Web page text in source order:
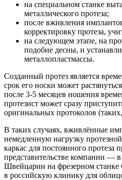
на специальном станке
металлического протеза;
после вживления
корректировку протеза,
на следующем этапе, на
подобие десны, и
металлопластмассы.
Созданный протез является
срок его носки может
после 3-5 месяцев ношения
протезист может сразу
оригинальных протоколов
В таких случаях, вживлённые
немедленную нагрузку
каркас для постоянного протеза
представительстве компании ―
Швейцарии на фрезерном станке
в российскую клинику для